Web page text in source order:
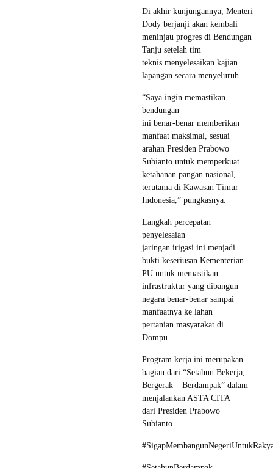
Di akhir kunjungannya, Menteri
Dody berjanji akan kembali
meninjau progres di Bendungan
Tanju setelah tim
teknis menyelesaikan kajian
lapangan secara menyeluruh.
“Saya ingin memastikan
bendungan
ini benar-benar memberikan
manfaat maksimal, sesuai
arahan Presiden Prabowo
Subianto untuk memperkuat
ketahanan pangan nasional,
terutama di Kawasan Timur
Indonesia,” pungkasnya.
Langkah percepatan
penyelesaian
jaringan irigasi ini menjadi
bukti keseriusan Kementerian
PU untuk memastikan
infrastruktur yang dibangun
negara benar-benar sampai
manfaatnya ke lahan
pertanian masyarakat di
Dompu.
Program kerja ini merupakan
bagian dari “Setahun Bekerja,
Bergerak – Berdampak” dalam
menjalankan ASTA CITA
dari Presiden Prabowo
Subianto.